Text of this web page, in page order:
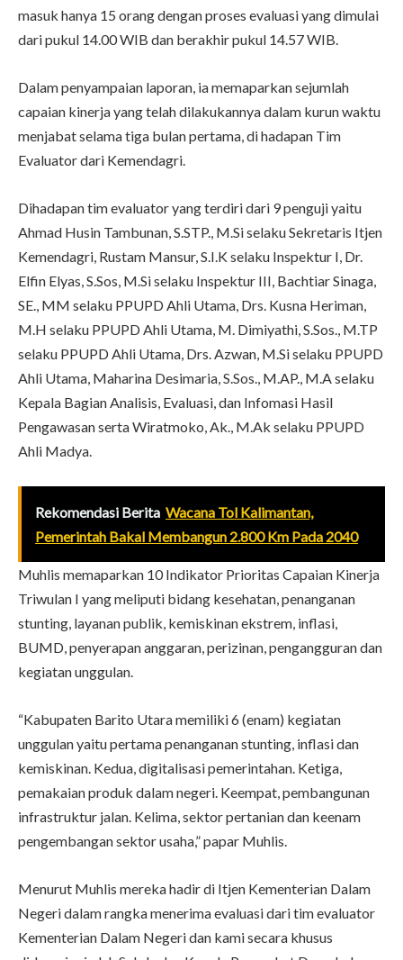
masuk hanya 15 orang dengan proses evaluasi yang dimulai
dari pukul 14.00 WIB dan berakhir pukul 14.57 WIB.
Dalam penyampaian laporan, ia memaparkan sejumlah
capaian kinerja yang telah dilakukannya dalam kurun waktu
menjabat selama tiga bulan pertama, di hadapan Tim
Evaluator dari Kemendagri.
Dihadapan tim evaluator yang terdiri dari 9 penguji yaitu
Ahmad Husin Tambunan, S.STP., M.Si selaku Sekretaris Itjen
Kemendagri, Rustam Mansur, S.I.K selaku Inspektur I, Dr.
Elfin Elyas, S.Sos, M.Si selaku Inspektur III, Bachtiar Sinaga,
SE., MM selaku PPUPD Ahli Utama, Drs. Kusna Heriman,
M.H selaku PPUPD Ahli Utama, M. Dimiyathi, S.Sos., M.TP
selaku PPUPD Ahli Utama, Drs. Azwan, M.Si selaku PPUPD
Ahli Utama, Maharina Desimaria, S.Sos., M.AP., M.A selaku
Kepala Bagian Analisis, Evaluasi, dan Infomasi Hasil
Pengawasan serta Wiratmoko, Ak., M.Ak selaku PPUPD
Ahli Madya.
Rekomendasi Berita Wacana Tol Kalimantan,
Pemerintah Bakal Membangun 2.800 Km Pada 2040
Muhlis memaparkan 10 Indikator Prioritas Capaian Kinerja
Triwulan I yang meliputi bidang kesehatan, penanganan
stunting, layanan publik, kemiskinan ekstrem, inflasi,
BUMD, penyerapan anggaran, perizinan, pengangguran dan
kegiatan unggulan.
“Kabupaten Barito Utara memiliki 6 (enam) kegiatan
unggulan yaitu pertama penanganan stunting, inflasi dan
kemiskinan. Kedua, digitalisasi pemerintahan. Ketiga,
pemakaian produk dalam negeri. Keempat, pembangunan
infrastruktur jalan. Kelima, sektor pertanian dan keenam
pengembangan sektor usaha,” papar Muhlis.
Menurut Muhlis mereka hadir di Itjen Kementerian Dalam
Negeri dalam rangka menerima evaluasi dari tim evaluator
Kementerian Dalam Negeri dan kami secara khusus